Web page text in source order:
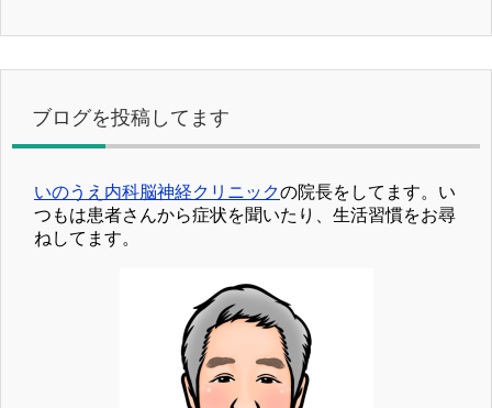
ブログを投稿してます
いのうえ内科脳神経クリニックの院長をしてます。い
つもは患者さんから症状を聞いたり、生活習慣をお尋
ねしてます。